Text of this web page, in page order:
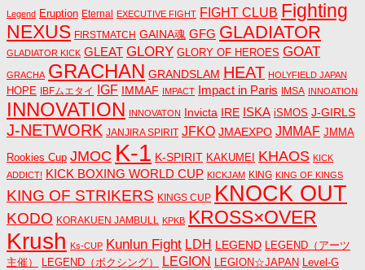
Legend Eruption Eternal EXECUTIVE FIGHT FIGHT CLUB Fighting
NEXUS FIRSTMATCH GAINA魂 GFG GLADIATOR
GLADIATOR KICK GLEAT GLORY GLORY OF HEROES GOAT
GRACHA GRACHAN GRANDSLAM HEAT HOLYFIELD JAPAN
HOPE IBFムエタイ IGF IMMAF IMPACT Impact in Paris IMSA INNOATION
INNOVATION INNOVATON Invicta IRE ISKA iSMOS J-GIRLS
J-NETWORK JANJIRA SPIRIT JFKO JMAEXPO JMMAF JMMA
Rookies Cup JMOC K-1 K-SPIRIT KAKUMEI KHAOS KICK
ADDICT! KICK BOXING WORLD CUP KICKJAM KING KING OF KINGS
KING OF STRIKERS KINGS CUP KNOCK OUT
KODO KORAKUEN JAMBULL KPKB KROSS×OVER
Krush Ks-CUP Kunlun Fight LDH LEGEND LEGEND（アーツ
主催）
LEGEND（ボクシング） LEGION LEGION☆JAPAN Level-G